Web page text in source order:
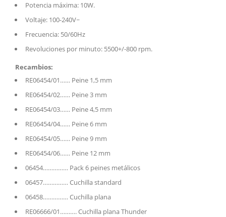
Potencia máxima: 10W.
Voltaje: 100-240V~
Frecuencia: 50/60Hz
Revoluciones por minuto: 5500+/-800 rpm.
Recambios:
RE06454/01…… Peine 1,5 mm
RE06454/02…… Peine 3 mm
RE06454/03…… Peine 4,5 mm
RE06454/04…… Peine 6 mm
RE06454/05…… Peine 9 mm
RE06454/06…… Peine 12 mm
06454…………… Pack 6 peines metálicos
06457…………… Cuchilla standard
06458…………… Cuchilla plana
RE06666/01………. Cuchilla plana Thunder